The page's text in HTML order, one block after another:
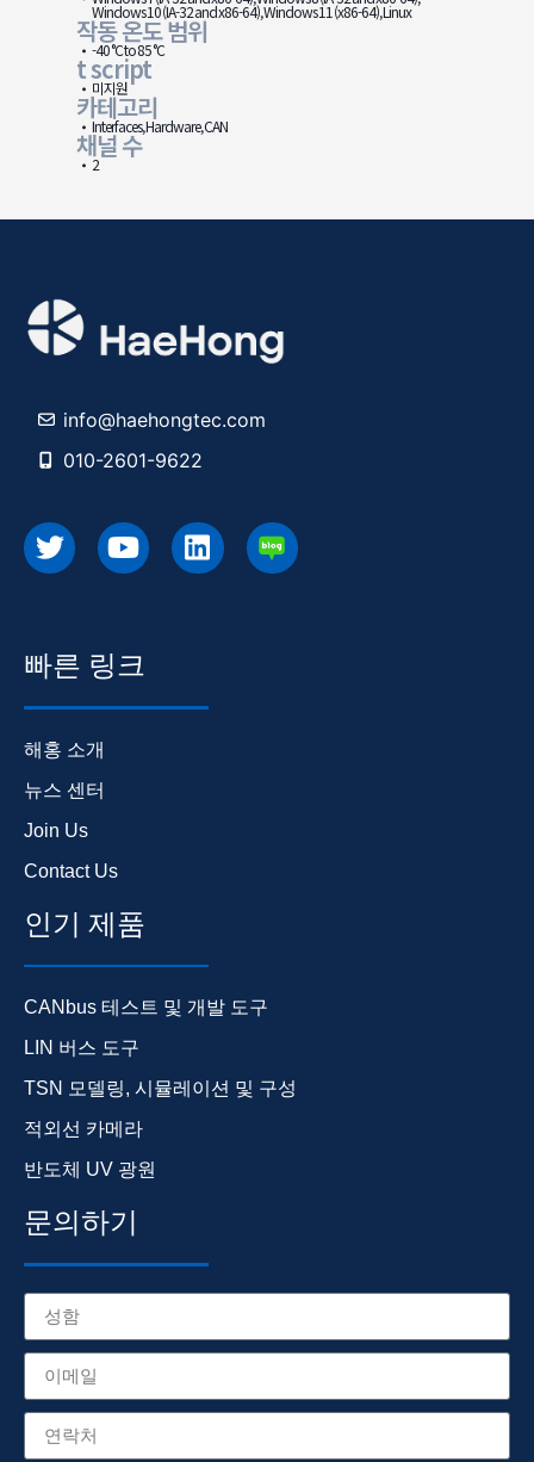
Windows 10 (IA-32 and x86-64), Windows 11 (x86-64), Linux
작동 온도 범위
-40 °C to 85 °C
t script
미지원
카테고리
Interfaces, Hardware, CAN
채널 수
2
info@haehongtec.com
010-2601-9622
빠른 링크
해홍 소개
뉴스 센터
Join Us
Contact Us
인기 제품
CANbus 테스트 및 개발 도구
LIN 버스 도구
TSN 모델링, 시뮬레이션 및 구성
적외선 카메라
반도체 UV 광원
문의하기